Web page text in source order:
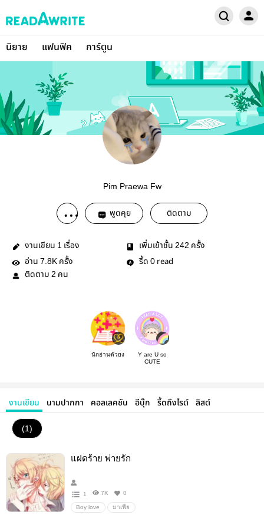
นิยาย แฟนฟิค การ์ตูน
Pim Praewa Fw
พูดคุย ติดตาม
งานเขียน 1 เรื่อง เพิ่มเข้าชั้น 242 ครั้ง
อ่าน 7.8K ครั้ง รี้ด 0 read
ติดตาม 2 คน
นักอ่านตัวยง
Y are U so
CUTE
งานเขียน นามปากกา คอลเลคชัน อีบุ๊ก รี้ดถึงไรต์ ลิสต์
(1)
แฝดร้าย พ่ายรัก
1 7K 0
Boy love มาเฟีย